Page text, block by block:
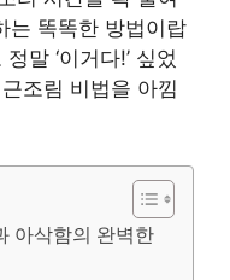
는 똑똑한 방법이랍
말 ‘이거다!’ 싶었
조림 비법을 아낌
아삭함의 완벽한